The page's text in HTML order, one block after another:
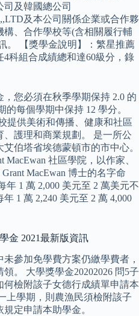
及韓國總公司
及本公司關係企業或合作夥
、合作學校等(含相關履行輔
。 【獎學金說明】：繁星推薦
科組合成績總和達60級分，錄
您必須在秋季學期保持 2.0 的
每個學期中保持 12 學分。
提供美術和傳播、健康和社區
護理和商業規劃。 是一所公
伯塔省埃德蒙頓市的市中心。
MacEwan 社區學院，以作家、
MacEwan 博士的名字命
1 萬 2,000 美元至 2 萬美元不
1 萬 2,240 美元至 2 萬 4,000
金 2021最新版資訊
參加免學費方案仍繳學費者，
。 大學獎學金20202026 問5子
檢附該子女德行成績單申請本
上學期，則農漁民須檢附該子
定申請本助學金。